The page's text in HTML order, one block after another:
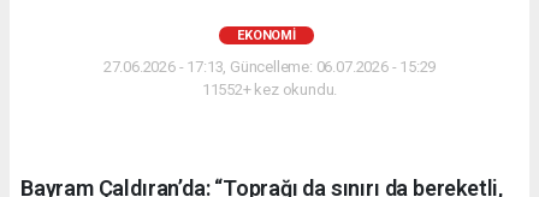
EKONOMI
27.06.2026 - 17:13, Güncelleme: 06.07.2026 - 15:29
11552+ kez okundu.
Bayram Çaldıran’da: “Toprağı da sınırı da bereketli,